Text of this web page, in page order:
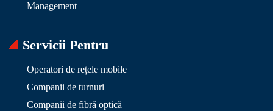
Management
Servicii Pentru
Operatori de rețele mobile
Companii de turnuri
Companii de fibră optică